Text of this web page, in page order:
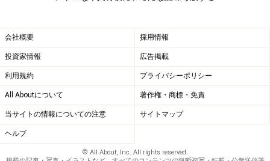
会社概要 採用情報
投資家情報 広告掲載
利用規約 プライバシーポリシー
All Aboutについて 著作権・商標・免責
当サイトの情報についての注意 サイトマップ
ヘルプ
© All About, Inc. All rights reserved.